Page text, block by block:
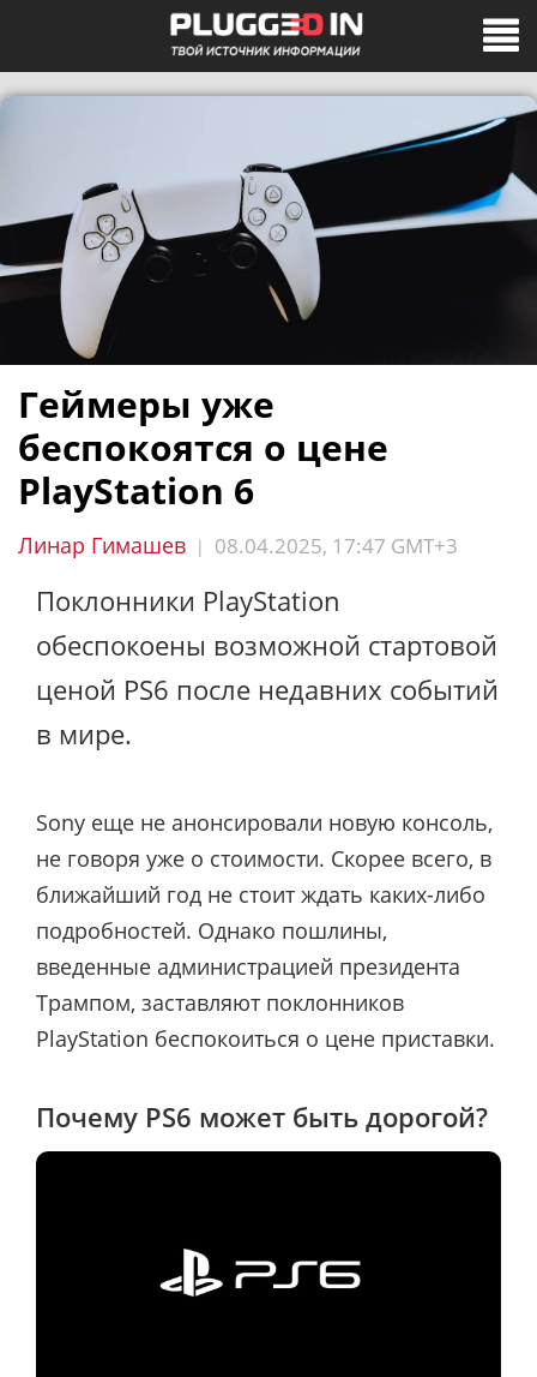
Геймеры уже
беспокоятся о цене
PlayStation 6
Линар Гимашев | 08.04.2025, 17:47 GMT+3
Поклонники PlayStation
обеспокоены возможной стартовой
ценой PS6 после недавних событий
в мире.
Sony еще не анонсировали новую консоль,
не говоря уже о стоимости. Скорее всего, в
ближайший год не стоит ждать каких-либо
подробностей. Однако пошлины,
введенные администрацией президента
Трампом, заставляют поклонников
PlayStation беспокоиться о цене приставки.
Почему PS6 может быть дорогой?